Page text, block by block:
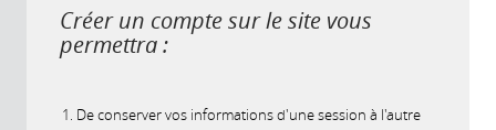
Créer un compte sur le site vous
permettra :
De conserver vos informations d'une session à l'autre